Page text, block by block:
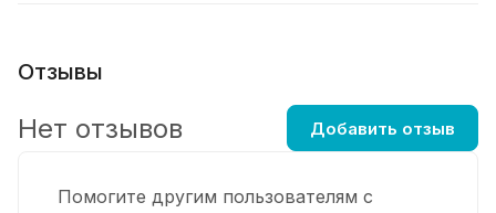
Отзывы
Помогите другим пользователям с
Нет отзывов Добавить отзыв